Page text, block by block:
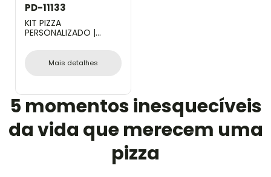
PD-11133
KIT PIZZA
PERSONALIZADO |
Mais detalhes
5 momentos inesquecíveis
da vida que merecem uma
pizza